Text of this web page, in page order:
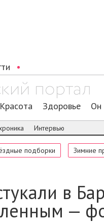
Здоровье Он
Интервью
подборки Зимние
в
—